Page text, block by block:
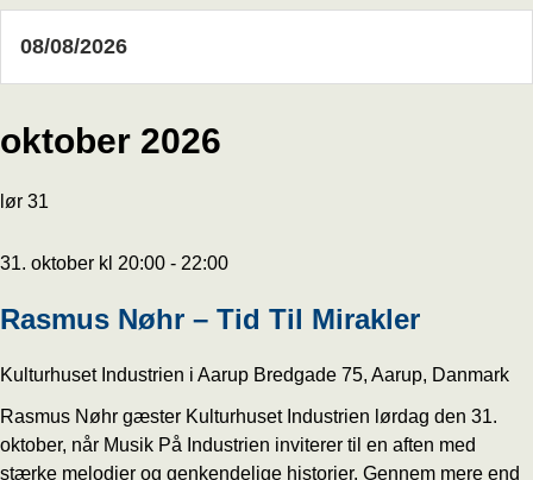
oktober 2026
lør 31
31. oktober kl 20:00 - 22:00
Rasmus Nøhr – Tid Til Mirakler
Kulturhuset Industrien i Aarup Bredgade 75, Aarup, Danmark
Rasmus Nøhr gæster Kulturhuset Industrien lørdag den 31.
oktober, når Musik På Industrien inviterer til en aften med
stærke melodier og genkendelige historier. Gennem mere end